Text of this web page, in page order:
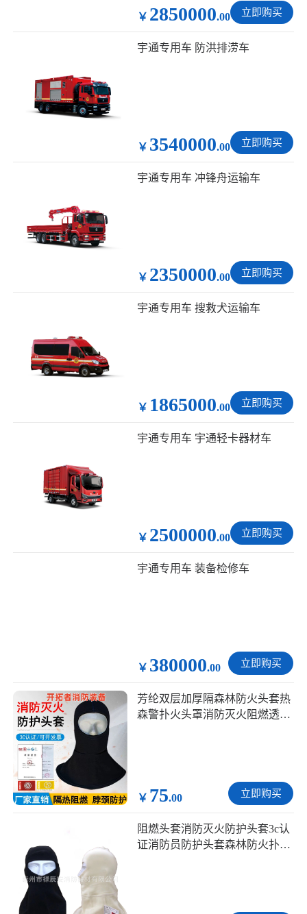
￥ 2850000.00 立即购买
宇通专用车 防洪排涝车
￥ 3540000.00 立即购买
宇通专用车 冲锋舟运输车
￥ 2350000.00 立即购买
宇通专用车 搜救犬运输车
￥ 1865000.00 立即购买
宇通专用车 宇通轻卡器材车
￥ 2500000.00 立即购买
宇通专用车 装备检修车
￥ 380000.00 立即购买
芳纶双层加厚隔森林防火头套热
森警扑火头罩消防灭火阻燃透气
￥ 75.00 立即购买
阻燃头套消防灭火防护头套3c认
证消防员防护头套森林防火扑火